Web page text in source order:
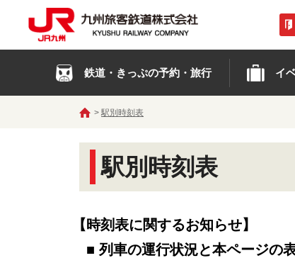
鉄道・きっぷの予約・旅行 イ
駅別時刻表
駅別時刻表
【時刻表に関するお知らせ】
■ 列車の運行状況と本ページの